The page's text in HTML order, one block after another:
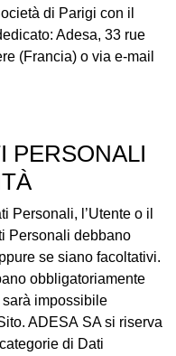
di Parigi con il
Adesa, 33 rue
(Francia) o via e-mail
PERSONALI
Personali, l’Utente o il
Personali debbano
se siano facoltativi.
obbligatoriamente
impossibile
ADESA SA si riserva
di Dati